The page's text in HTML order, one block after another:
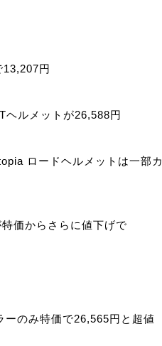
円
ルメットが26,588円
ロードヘルメットは一部カ
価からさらに値下げで
のみ特価で26,565円と超値